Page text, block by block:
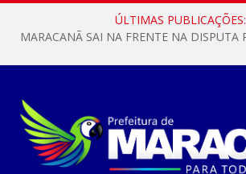
ÚLTIMAS PUBLICAÇÕES: